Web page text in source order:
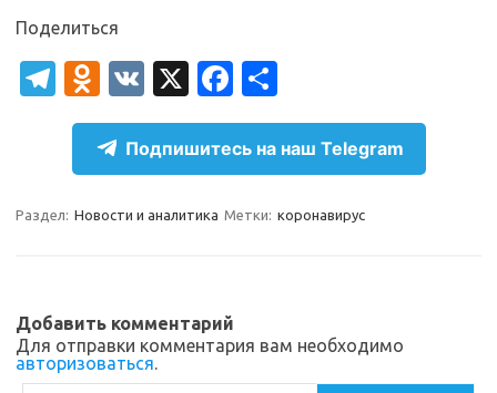
Поделиться
T
el
gr
a
O
d
n
o
kl
ik
i
V
K
X
Fa
c
e
b
o
т
п
р
а
ь
Подпишитесь на наш Telegram
Раздел: Новости и аналитика Метки: коронавирус
Добавить комментарий
Для отправки комментария вам необходимо
авторизоваться.